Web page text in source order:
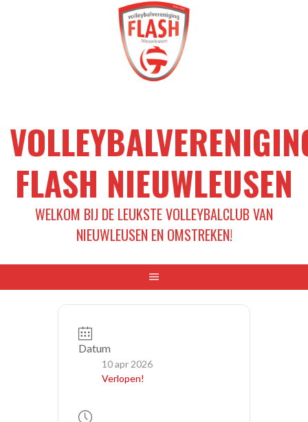
FLASH NIEUWLEUSEN
WELKOM BIJ DE LEUKSTE VOLLEYBALCLUB VAN
NIEUWLEUSEN EN OMSTREKEN!
Datum
10 apr 2026
Verlopen!